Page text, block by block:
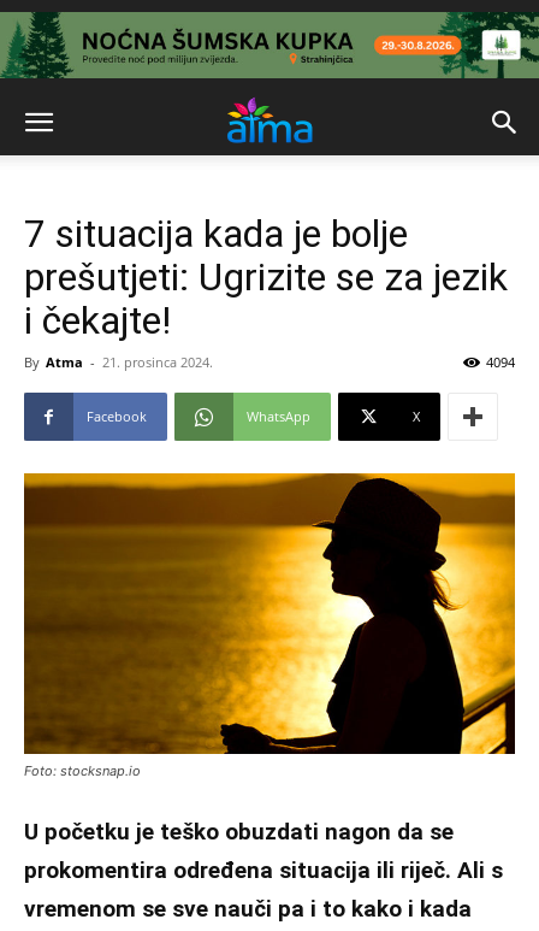
7 situacija kada je bolje
prešutjeti: Ugrizite se za jezik
i čekajte!
By Atma - 21. prosinca 2024. 4094
Facebook WhatsApp X
Foto: stocksnap.io
U početku je teško obuzdati nagon da se
prokomentira određena situacija ili riječ. Ali s
vremenom se sve nauči pa i to kako i kada